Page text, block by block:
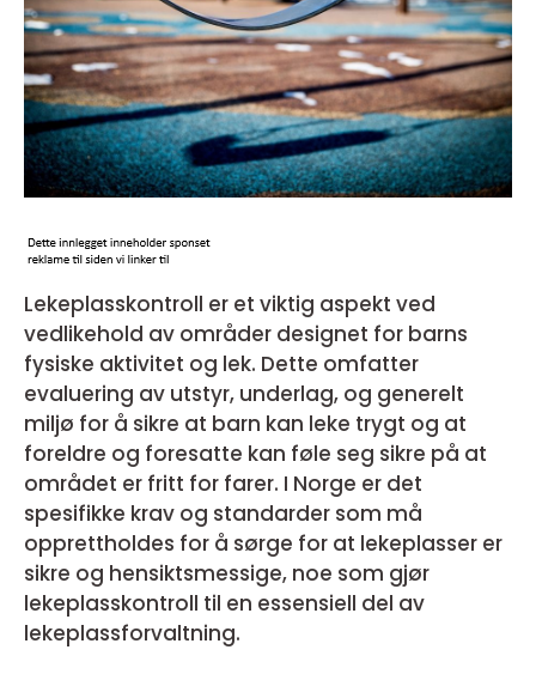
Lekeplasskontroll er et viktig aspekt ved
vedlikehold av områder designet for barns
fysiske aktivitet og lek. Dette omfatter
evaluering av utstyr, underlag, og generelt
miljø for å sikre at barn kan leke trygt og at
foreldre og foresatte kan føle seg sikre på at
området er fritt for farer. I Norge er det
spesifikke krav og standarder som må
opprettholdes for å sørge for at lekeplasser er
sikre og hensiktsmessige, noe som gjør
lekeplasskontroll til en essensiell del av
lekeplassforvaltning.